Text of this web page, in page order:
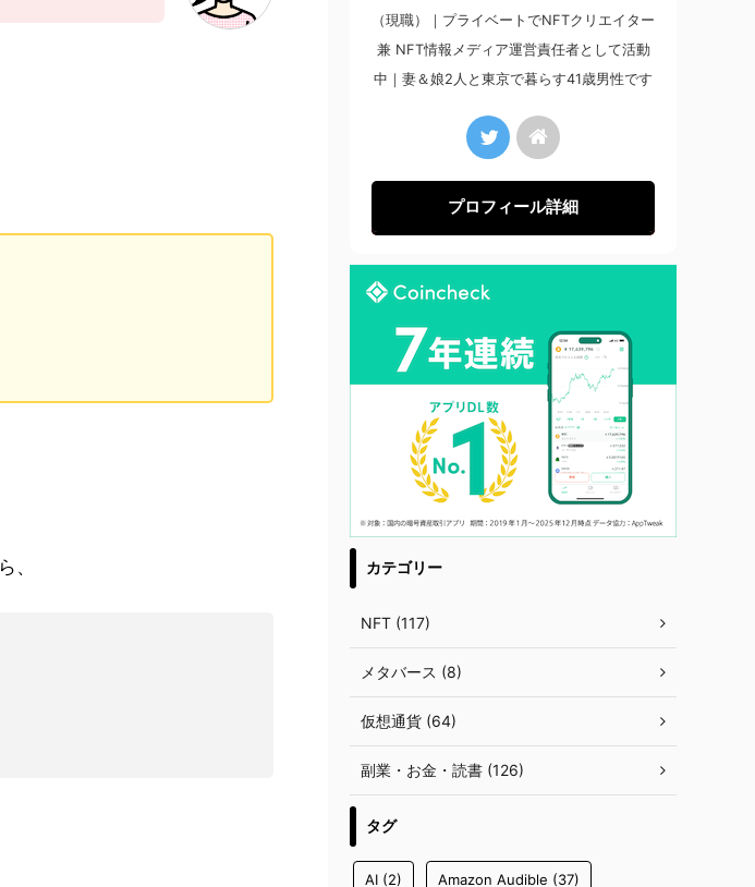
、
（現職）｜プライベートでNFTクリエイター
兼 NFT情報メディア運営責任者として活動
中｜妻＆娘2人と東京で暮らす41歳男性です
プロフィール詳細
カテゴリー
NFT (117)
メタバース (8)
仮想通貨 (64)
副業・お金・読書 (126)
タグ
AI (2) Amazon Audible (37)